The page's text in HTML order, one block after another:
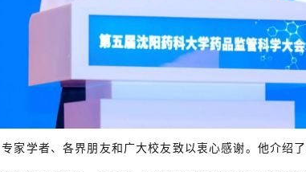
家学者、各界朋友和广大校友致以衷心感谢。他介绍了